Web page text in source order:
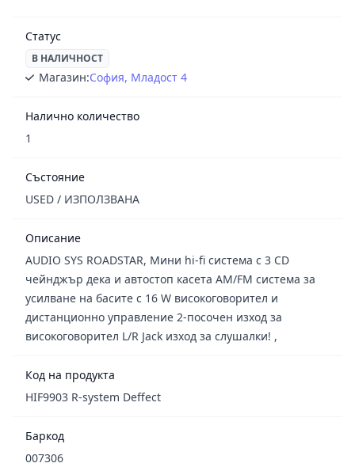
Статус
В НАЛИЧНОСТ
Магазин:София, Младост 4
Налично количество
1
Състояние
USED / ИЗПОЛЗВАНА
Описание
AUDIO SYS ROADSTAR, Mини hi-fi система с 3 CD
чейнджър дека и автостоп касета AM/FM система за
усилване на басите с 16 W високоговорител и
дистанционно управление 2-посочен изход за
високоговорител L/R Jack изход за слушалки! ,
Код на продукта
HIF9903 R-system Deffect
Баркод
007306